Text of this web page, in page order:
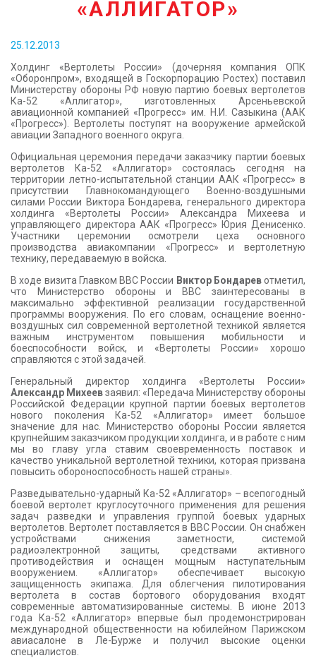
КОНТАКТЫ«АЛЛИГАТОР»
25.12.2013
Холдинг «Вертолеты России» (дочерняя компания ОПК
«Оборонпром», входящей в Госкорпорацию Ростех) поставил
Министерству обороны РФ новую партию боевых вертолетов
Ка-52 «Аллигатор», изготовленных Арсеньевской
авиационной компанией «Прогресс» им. Н.И. Сазыкина (ААК
«Прогресс»). Вертолеты поступят на вооружение армейской
авиации Западного военного округа.
Официальная церемония передачи заказчику партии боевых
вертолетов Ка-52 «Аллигатор» состоялась сегодня на
территории летно-испытательной станции ААК «Прогресс» в
присутствии Главнокомандующего Военно-воздушными
силами России Виктора Бондарева, генерального директора
холдинга «Вертолеты России» Александра Михеева и
управляющего директора ААК «Прогресс» Юрия Денисенко.
Участники церемонии осмотрели цеха основного
производства авиакомпании «Прогресс» и вертолетную
технику, передаваемую в войска.
В ходе визита Главком ВВС России Виктор Бондаревотметил,
что Министерство обороны и ВВС заинтересованы в
максимально эффективной реализации государственной
программы вооружения. По его словам, оснащение военно-
воздушных сил современной вертолетной техникой является
важным инструментом повышения мобильности и
боеспособности войск, и «Вертолеты России» хорошо
справляются с этой задачей.
Генеральный директор холдинга «Вертолеты России»
Александр Михеевзаявил: «Передача Министерству обороны
Российской Федерации крупной партии боевых вертолетов
нового поколения Ка-52 «Аллигатор» имеет большое
значение для нас. Министерство обороны России является
крупнейшим заказчиком продукции холдинга, и в работе с ним
мы во главу угла ставим своевременность поставок и
качество уникальной вертолетной техники, которая призвана
повысить обороноспособность нашей страны».
Разведывательно-ударный Ка-52 «Аллигатор» – всепогодный
боевой вертолет круглосуточного применения для решения
задач разведки и управления группой боевых ударных
вертолетов. Вертолет поставляется в ВВС России. Он снабжен
устройствами снижения заметности, системой
радиоэлектронной защиты, средствами активного
противодействия и оснащен мощным наступательным
вооружением. «Аллигатор» обеспечивает высокую
защищенность экипажа. Для облегчения пилотирования
вертолета в состав бортового оборудования входят
современные автоматизированные системы. В июне 2013
года Ка-52 «Аллигатор» впервые был продемонстрирован
международной общественности на юбилейном Парижском
авиасалоне в Ле-Бурже и получил высокие оценки
специалистов.